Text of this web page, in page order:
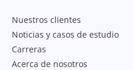
Nuestros clientes
Noticias y casos de estudio
Carreras
Acerca de nosotros